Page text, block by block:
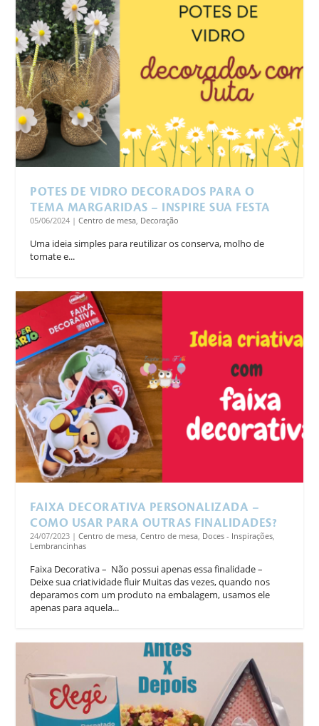
POTES DE VIDRO DECORADOS PARA O
TEMA MARGARIDAS – INSPIRE SUA FESTA
05/06/2024 |Centro de mesa Decoração
Uma ideia simples para reutilizar os conserva, molho de
tomate e...
FAIXA DECORATIVA PERSONALIZADA –
COMO USAR PARA OUTRAS FINALIDADES?
24/07/2023 |Centro de mesa,Centro de mesa, Doces - Inspirações,
Lembrancinhas
Faixa Decorativa – Não possui apenas essa finalidade –
Deixe sua criatividade fluir Muitas das vezes, quando nos
deparamos com um produto na embalagem, usamos ele
apenas para aquela...